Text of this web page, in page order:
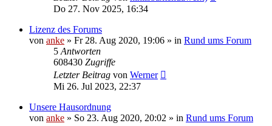
Do 27. Nov 2025, 16:34
Lizenz des Forums
von anke » Fr 28. Aug 2020, 19:06 » in Rund ums Forum
5 Antworten
608430 Zugriffe
Letzter Beitrag von Werner
Mi 26. Jul 2023, 22:37
Unsere Hausordnung
von anke » So 23. Aug 2020, 20:02 » in Rund ums Forum